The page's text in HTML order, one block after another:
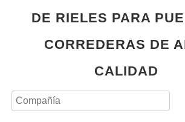
DE RIELES PARA
CORREDERAS DE
CALIDAD